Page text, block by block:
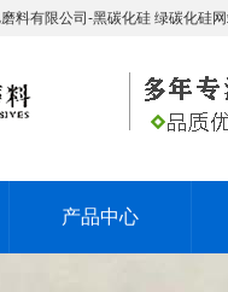
料有限公司-黑碳化硅 绿碳化硅网
产品中心